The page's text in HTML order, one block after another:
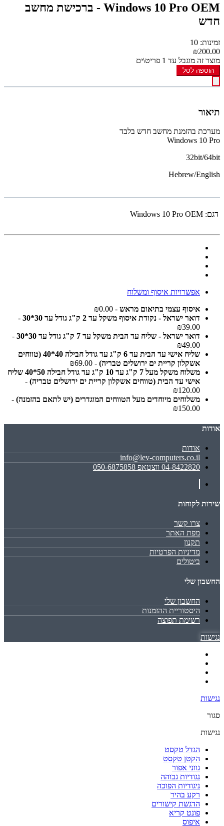
Windows 10 Pro OEM - ברכישת מחשב
חדש
זמינות: 10
₪200.00
מוצר זה מוגבל עד 1 פריט\ים
הוספה לסל
תיאור
מערכת בהזמנת מחשב חדש בלבד
Windows 10 Pro
32bit/64bit
Hebrew/English
דגם: Windows 10 Pro OEM
אפשרויות איסוף ומשלוח
איסוף עצמי בתיאום מראש - ₪0.00
דואר ישראל - נקודת איסוף משקל עד 2 ק"ג גודל עד 30*30
-
₪39.00
דואר ישראל - שליח עד הבית משקל עד 7 ק"ג גודל עד 30*30
-
₪49.00
שליח אישי עד הבית עד 6 ק"ג עד גודל חבילה 40*40 (טווחים
אשקלון קריית ים ירושלים טבריה) - ₪69.00
משלוח משקל מעל 7 ק"ג עד 10 ק"ג עד גודל חבילה 50*40 שליח
אישי עד הבית (טווחים אשקלון קריית ים ירושלים טבריה) -
₪120.00
משלוחים מיוחדים מעל הטווחים המוגדרים (יש לתאם בהזמנה) -
₪150.00
אודות
אודות
info@lev-computers.co.il
04-8422820 ווצטאפ 050-6875858
שירות לקוחות
צרו קשר
מפת האתר
תקנון
מדיניות הפרטיות
ביטולים
החשבון שלי
החשבון שלי
היסטוריית ההזמנות
רשימת תפוצה
נגישות
נגישות
סגור
נגישות
הגדל טקסט
הקטן טקסט
גווני אפור
נגודיות גבוהה
ניגודיות הפוכה
רקע בהיר
הדגשת קישורים
פונט קריא
איפוס